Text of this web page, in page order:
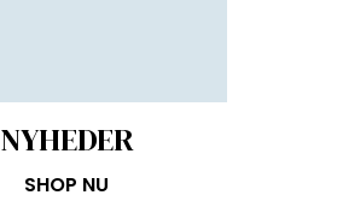
NYHEDER
SHOP NU